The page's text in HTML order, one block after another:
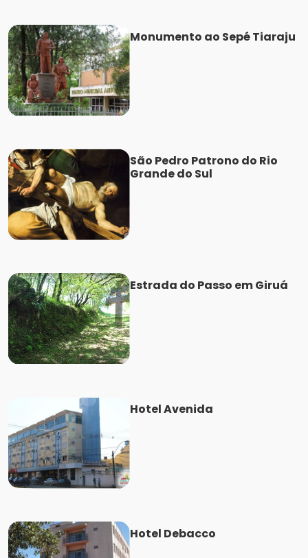
Monumento ao Sepé Tiaraju
São Pedro Patrono do Rio
Grande do Sul
Estrada do Passo em Giruá
Hotel Avenida
Hotel Debacco